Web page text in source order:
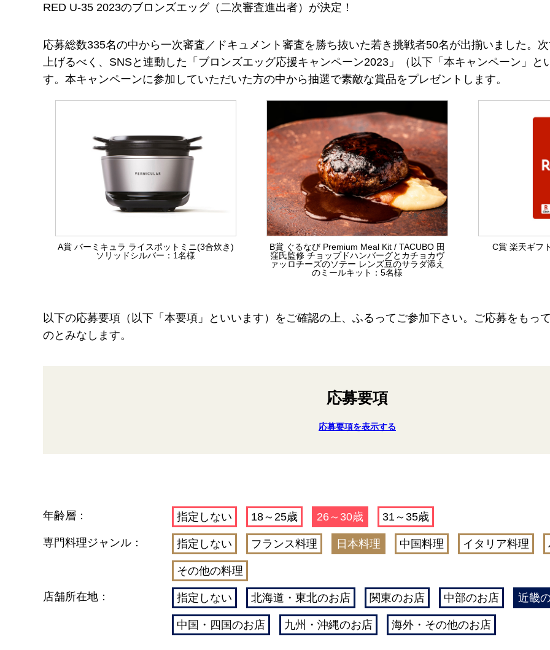
RED U-35 2023のブロンズエッグ（二次審査進出者）が決定！
応募総数335名の中から一次審査／ドキュメント審査を勝ち抜いた若き挑戦者50名が出揃いました。
上げるべく、SNSと連動した「ブロンズエッグ応援キャンペーン2023」（以下「本キャンペーン」と
す。本キャンペーンに参加していただいた方の中から抽選で素敵な賞品をプレゼントします。
A賞 バーミキュラ ライスポットミニ(3合炊き)
ソリッドシルバー：1名様
B賞 ぐるなび Premium Meal Kit / TACUBO 田
窪氏監修 チョップドハンバーグとカチョカヴ
ァッロチーズのソテー レンズ豆のサラダ添え
のミールキット：5名様
C賞 楽天ギフ
以下の応募要項（以下「本要項」といいます）をご確認の上、ふるってご参加下さい。ご応募をもっ
のとみなします。
応募要項
応募要項を表示する
年齢層： 指定しない 18～25歳 26～30歳 31～35歳
専門料理ジャンル： 指定しない フランス料理 日本料理 中国料理 イタリア料理
その他の料理
店舗所在地： 指定しない 北海道・東北のお店 関東のお店 中部のお店 近畿
中国・四国のお店 九州・沖縄のお店 海外・その他のお店